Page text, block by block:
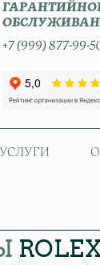
+7 (999) 877-99-
УСЛУГИ